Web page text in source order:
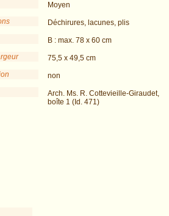
Moyen
Déchirures, lacunes, plis
B : max. 78 x 60 cm
75,5 x 49,5 cm
non
Arch. Ms. R. Cottevieille-Giraudet,
boîte 1 (Id. 471)